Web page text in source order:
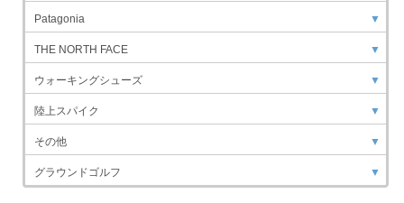
Patagonia ▼
THE NORTH FACE ▼
ウォーキングシューズ ▼
陸上スパイク ▼
その他 ▼
グラウンドゴルフ ▼